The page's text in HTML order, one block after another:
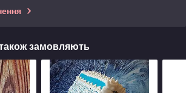
замовляють